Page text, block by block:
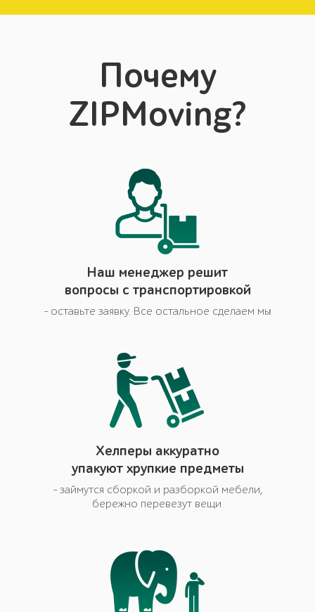
Почему
ZIPMoving?
Наш менеджер решит
вопросы с транспортировкой
- оставьте заявку. Все остальное сделаем мы
Хелперы аккуратно
упакуют хрупкие предметы
- займутся сборкой и разборкой мебели,
бережно перевезут вещи.